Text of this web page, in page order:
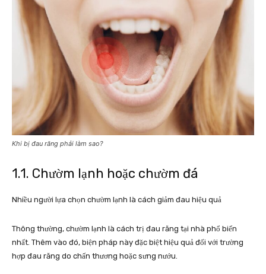
Khi bị đau răng phải làm sao?
1.1. Chườm lạnh hoặc chườm đá
Nhiều người lựa chọn chườm lạnh là cách giảm đau hiệu quả
Thông thường, chườm lạnh là cách trị đau răng tại nhà phổ biến
nhất. Thêm vào đó, biện pháp này đặc biệt hiệu quả đối với trường
hợp đau răng do chấn thương hoặc sưng nướu.